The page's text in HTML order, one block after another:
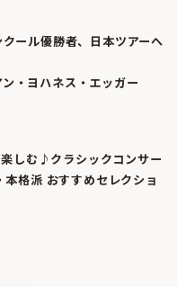
ール優勝者、日本ツアーへ
・ヨハネス・エッガー
しむ♪クラシックコンサー
格派 おすすめセレクショ